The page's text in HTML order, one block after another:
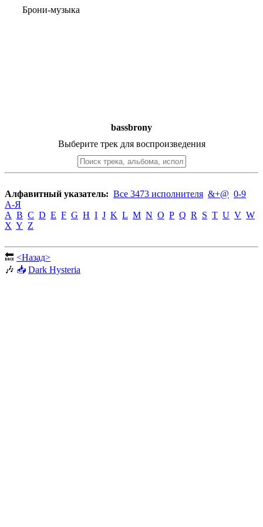
Брони-музыка
bassbrony
Выберите трек для воспроизведения
Алфавитный указатель: Все 3473 исполнителя &+@ 0-9
А-Я
A B C D E F G H I J K L M N O P Q R S T U V W
X Y Z
🔙 <Назад>
🎶 📥 Dark Hysteria